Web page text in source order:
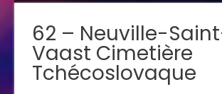
62 – Neuville-
Vaast Cimetière
Tchécoslovaque